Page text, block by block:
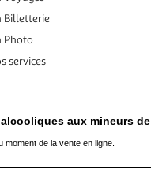
Billetterie
Photo
services
aux mineurs
de la vente en ligne.